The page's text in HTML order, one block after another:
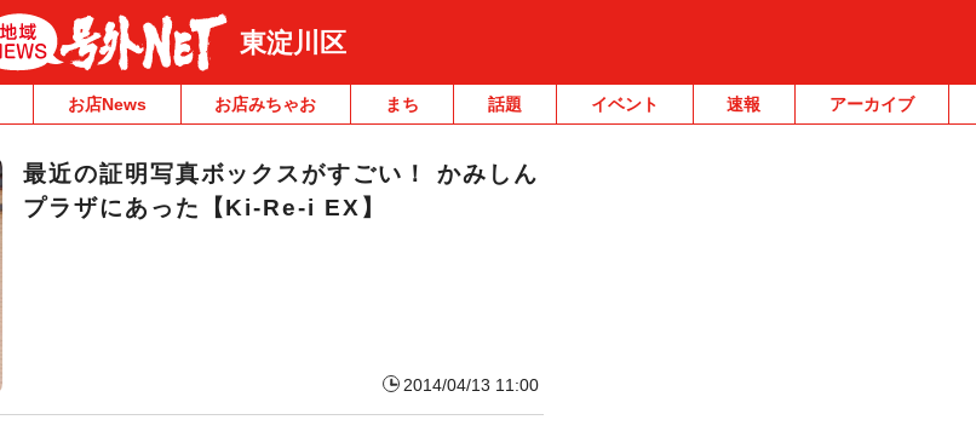
東淀川区
お店News お店みちゃお まち 話題 イベント 速報 アーカイブ
最近の証明写真ボックスがすごい！ かみしん
プラザにあった【Ki-Re-i EX】
2014/04/13 11:00